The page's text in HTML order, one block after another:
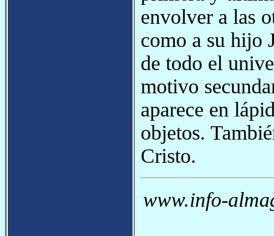
envolver a las
como a su hijo
de todo el
motivo
aparece en
objetos.
Cristo.
www.info-